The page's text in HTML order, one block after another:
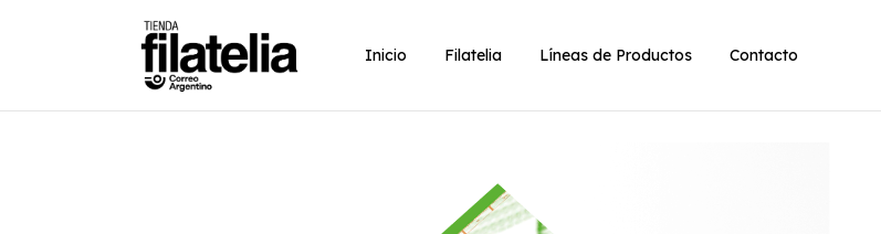
Inicio Filatelia Líneas de Productos Contacto